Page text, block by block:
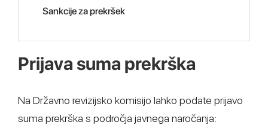
Prijava suma prekrška
Na Državno revizijsko komisijo lahko podate prijavo
suma prekrška s področja javnega naročanja:
Sankcije za prekršek